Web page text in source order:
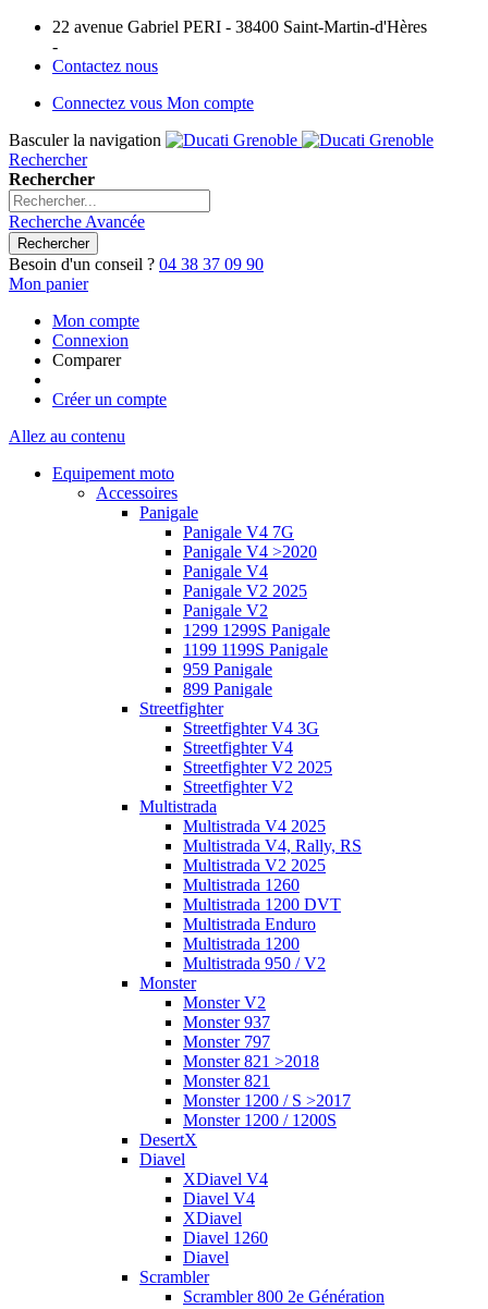
22 avenue Gabriel PERI - 38400 Saint-Martin-d'Hères
-
Contactez nous
Connectez vous Mon compte
Basculer la navigation
Rechercher
Rechercher
Recherche Avancée
Rechercher
Besoin d'un conseil ? 04 38 37 09 90
Mon panier
Mon compte
Connexion
Comparer
Créer un compte
Allez au contenu
Equipement moto
Accessoires
Panigale
Panigale V4 7G
Panigale V4 >2020
Panigale V4
Panigale V2 2025
Panigale V2
1299 1299S Panigale
1199 1199S Panigale
959 Panigale
899 Panigale
Streetfighter
Streetfighter V4 3G
Streetfighter V4
Streetfighter V2 2025
Streetfighter V2
Multistrada
Multistrada V4 2025
Multistrada V4, Rally, RS
Multistrada V2 2025
Multistrada 1260
Multistrada 1200 DVT
Multistrada Enduro
Multistrada 1200
Multistrada 950 / V2
Monster
Monster V2
Monster 937
Monster 797
Monster 821 >2018
Monster 821
Monster 1200 / S >2017
Monster 1200 / 1200S
DesertX
Diavel
XDiavel V4
Diavel V4
XDiavel
Diavel 1260
Diavel
Scrambler
Scrambler 800 2e Génération